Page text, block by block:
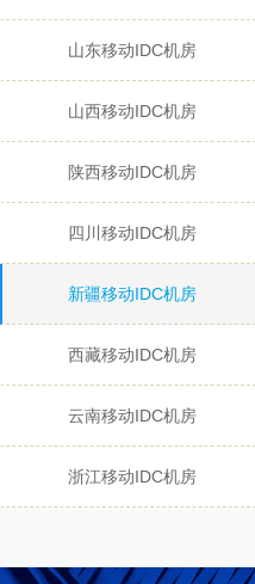
山东移动IDC机房
山西移动IDC机房
陕西移动IDC机房
四川移动IDC机房
新疆移动IDC机房
西藏移动IDC机房
云南移动IDC机房
浙江移动IDC机房